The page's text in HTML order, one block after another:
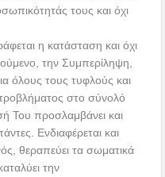
τους και όχι
η κατάσταση και όχι
την Συμπερίληψη,
όλους τους τυφλούς και
στο σύνολό
Του προσλαμβάνει και
Ενδιαφέρεται και
θεραπεύει τα σωματικά
την